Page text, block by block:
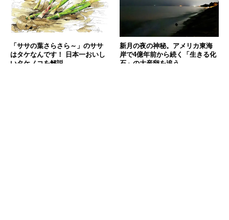
「ササの葉さらさら～」のササ
はタケなんです！ 日本一おいし
いタケノコを解説
新月の夜の神秘。アメリカ東海
岸で4億年前から続く「生きる化
石」の大産卵を追う